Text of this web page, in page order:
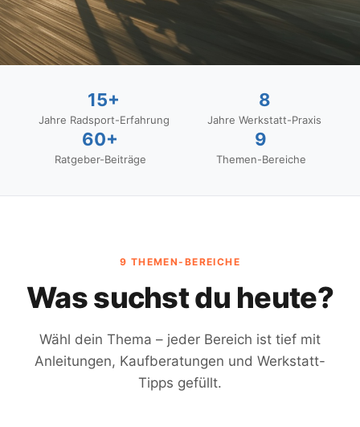
15+
Jahre Radsport-Erfahrung
8
Jahre Werkstatt-Praxis
60+
Ratgeber-Beiträge
9
Themen-Bereiche
9 THEMEN-BEREICHE
Was suchst du heute?
Wähl dein Thema – jeder Bereich ist tief mit
Anleitungen, Kaufberatungen und Werkstatt-
Tipps gefüllt.